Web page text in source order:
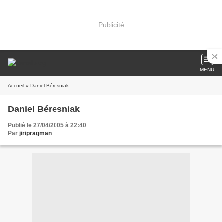
Publicité
MENU
Accueil » Daniel Béresniak
Daniel Béresniak
Publié le 27/04/2005 à 22:40
Par jiripragman